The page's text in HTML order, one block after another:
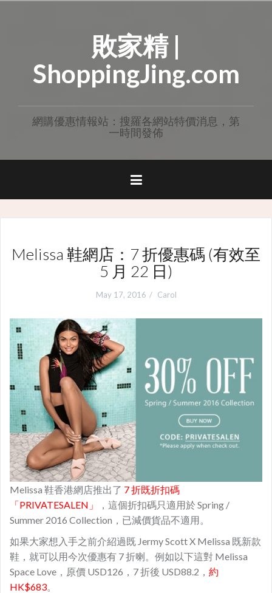
敗家精 |
ShoppingJing.com
網購優惠情報站：搜羅各網站特價消息，第
一時間發佈
Melissa 鞋網店：7 折優惠碼 (有效至
5 月 22 日)
May 17, 2016 Carol
Melissa 鞋香港網店推出了 7 折既折扣碼
「PRIVATESALEN」
，這個折扣碼只適用於 Spring /
Summer 2016 Collection，已減價貨品不適用。
如果大家想入手之前介紹過既 Jermy Scott X Melissa 既新款
鞋，就可以用今次優惠有 7 折喇。例如以下這對 Melissa
Space Love，原價 USD126，7 折後 USD88.2， 約
HK$683